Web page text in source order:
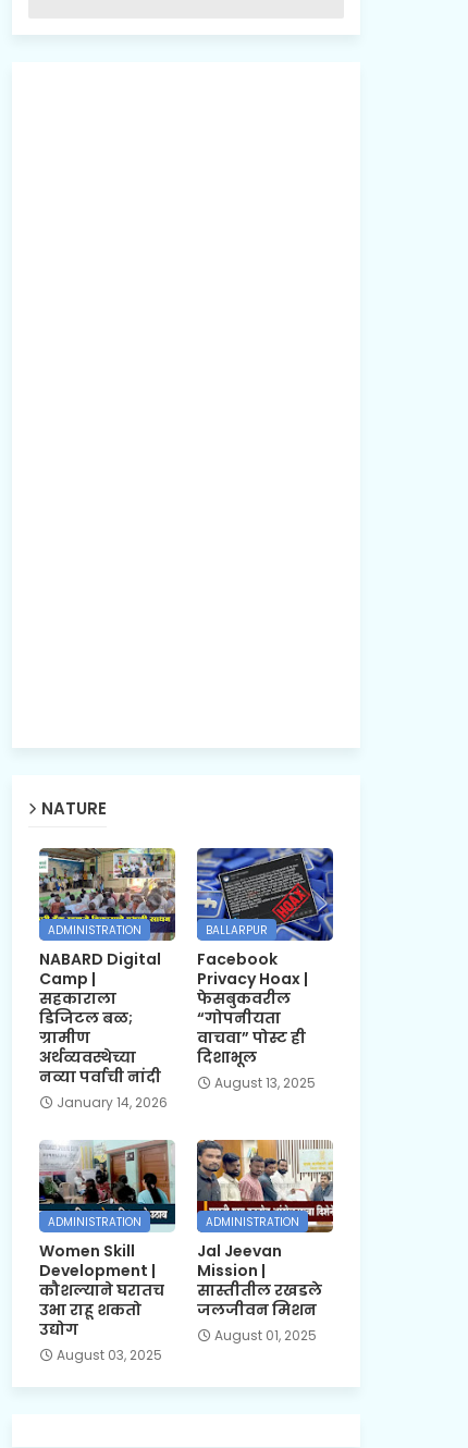
NATURE
ADMINISTRATION
NABARD Digital
Camp |
सहकाराला
डिजिटल बळ;
ग्रामीण
अर्थव्यवस्थेच्या
नव्या पर्वाची नांदी
January 14, 2026
BALLARPUR
Facebook
Privacy Hoax |
फेसबुकवरील
“गोपनीयता
वाचवा” पोस्ट ही
दिशाभूल
August 13, 2025
ADMINISTRATION
Women Skill
Development |
कौशल्याने घरातच
उभा राहू शकतो
उद्योग
August 03, 2025
ADMINISTRATION
Jal Jeevan
Mission |
सास्तीतील रखडले
जलजीवन मिशन
August 01, 2025